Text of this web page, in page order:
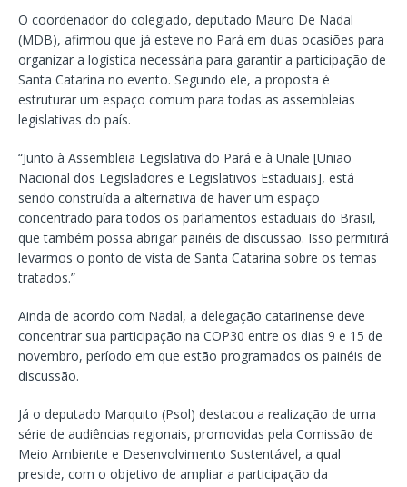
O coordenador do colegiado, deputado Mauro De Nadal
(MDB), afirmou que já esteve no Pará em duas ocasiões para
organizar a logística necessária para garantir a participação de
Santa Catarina no evento. Segundo ele, a proposta é
estruturar um espaço comum para todas as assembleias
legislativas do país.
“Junto à Assembleia Legislativa do Pará e à Unale [União
Nacional dos Legisladores e Legislativos Estaduais], está
sendo construída a alternativa de haver um espaço
concentrado para todos os parlamentos estaduais do Brasil,
que também possa abrigar painéis de discussão. Isso permitirá
levarmos o ponto de vista de Santa Catarina sobre os temas
tratados.”
Ainda de acordo com Nadal, a delegação catarinense deve
concentrar sua participação na COP30 entre os dias 9 e 15 de
novembro, período em que estão programados os painéis de
discussão.
Já o deputado Marquito (Psol) destacou a realização de uma
série de audiências regionais, promovidas pela Comissão de
Meio Ambiente e Desenvolvimento Sustentável, a qual
preside, com o objetivo de ampliar a participação da